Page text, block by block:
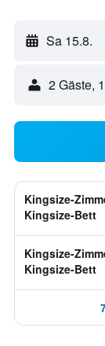
Sa 15.8.
2 Gäste,
Kingsize-
Kingsize-Bett
Kingsize-
Kingsize-Bett